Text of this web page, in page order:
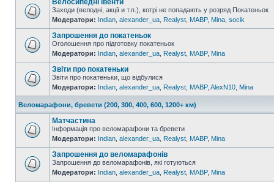
Велосипедні івенти
Заходи (велодні, акції и т.п.), котрі не попадають у розряд Покатеньок
Модератори: Indian alexander_ua Realyst MABP, Mina socik
Запрошення до покатеньок
Оголошення про підготовку покатеньок
Модератори: Indian alexander_ua Realyst MABP, Mina
Звіти про покатеньки
Звіти про покатеньки, що відбулися
Модератори: Indian alexander_ua Realyst MABP, AlexN10 Mina
Веломарафони, бревети (200, 300, 400, 600, 1200+ км)
Матчастина
Інформація про веломарафони та бревети
Модератори: Indian alexander_ua Realyst MABP, Mina
Запрошення до веломарафонів
Запрошення до веломарафонів, які готуються
Модератори: Indian alexander_ua Realyst MABP, Mina